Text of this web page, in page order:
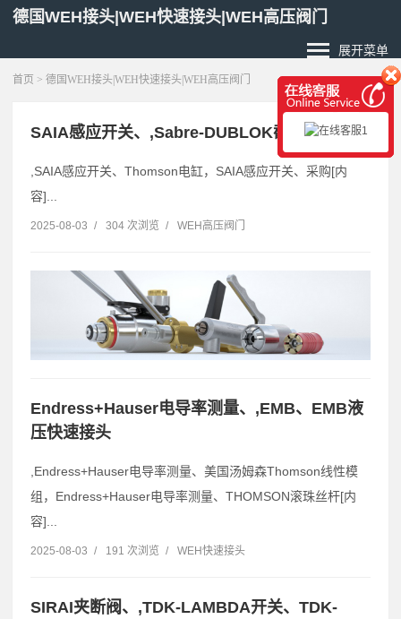
德国WEH接头|WEH快速接头|WEH高压阀门
展开菜单
首页 > 德国WEH接头|WEH快速接头|WEH高压阀门
SAIA感应开关、,Sabre-DUBLOK截止阀
,SAIA感应开关、Thomson电缸，SAIA感应开关、采购[内
容]...
2025-08-03 / 304 次浏览 / WEH高压阀门
Endress+Hauser电导率测量、,EMB、EMB液
压快速接头
,Endress+Hauser电导率测量、美国汤姆森Thomson线性模
组，Endress+Hauser电导率测量、THOMSON滚珠丝杆[内
容]...
2025-08-03 / 191 次浏览 / WEH快速接头
SIRAI夹断阀、,TDK-LAMBDA开关、TDK-